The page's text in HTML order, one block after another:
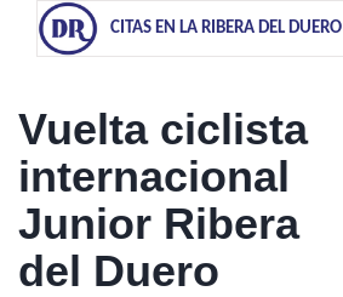
CITAS EN LA RIBERA DEL DUERO
Vuelta ciclista
internacional
Junior Ribera
del Duero